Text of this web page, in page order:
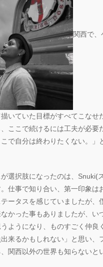
関西で
描いていた目標がすべてこな
、ここで続けるには工夫が必
で自分は終わりたくない。
選択肢になったのは、Snuki(
仕事で知り合い、第一印象
テータスを感じていましたが
かった事もありましたが、
うようになり、ものすごく仲
来るかもしれない」と思い
、関西以外の世界も知らないと